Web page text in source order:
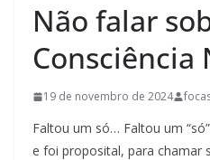
Não falar
Consciência
19 de novembro de 2024
Faltou um só… Faltou um
e foi proposital, para chamar